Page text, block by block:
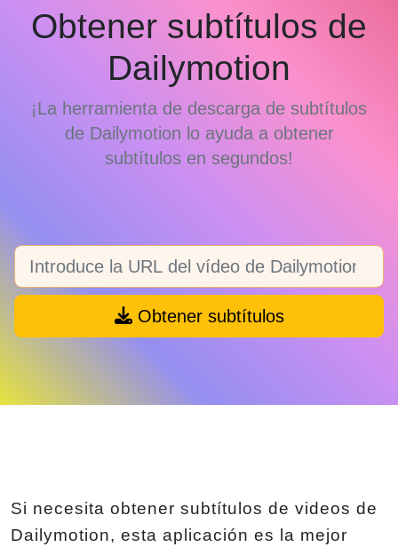
Obtener subtítulos de
Dailymotion
¡La herramienta de descarga de subtítulos
de Dailymotion lo ayuda a obtener
subtítulos en segundos!
Obtener subtítulos
Si necesita obtener subtítulos de videos de
Dailymotion, esta aplicación es la mejor